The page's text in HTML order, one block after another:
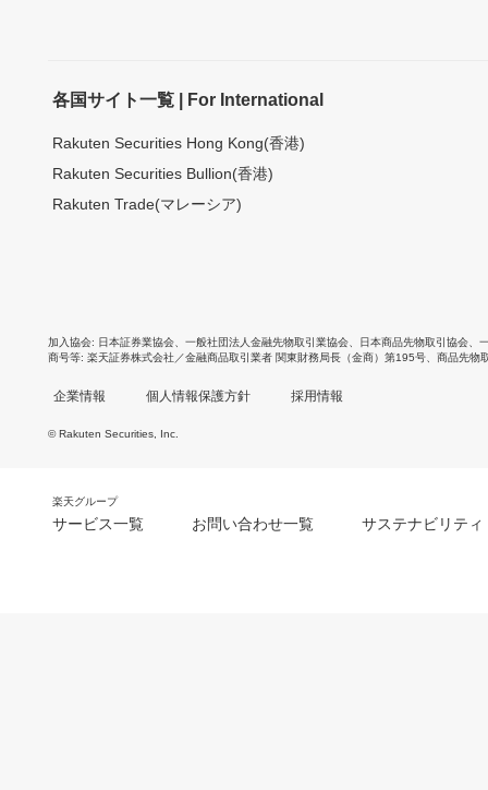
各国サイト一覧 | For International
Rakuten Securities Hong Kong(香港)
Rakuten Securities Bullion(香港)
Rakuten Trade(マレーシア)
加入協会 日本証券業協会 一般社団法人金融先物取引業協会 日本商品先物取引協会
商号等 楽天証券株式会社／金融商品取引業者 関東財務局長（金商）第195号、商品先物
企業情報 個人情報保護方針 採用情報
© Rakuten Securities, Inc.
楽天グループ
サービス一覧 お問い合わせ一覧 サステナビリティ